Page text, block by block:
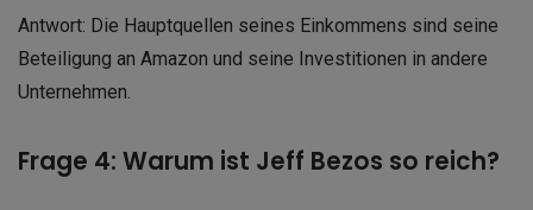
Antwort: Die Hauptquellen seines Einkommens sind seine
Beteiligung an Amazon und seine Investitionen in andere
Unternehmen.
Frage 4: Warum ist Jeff Bezos so reich?